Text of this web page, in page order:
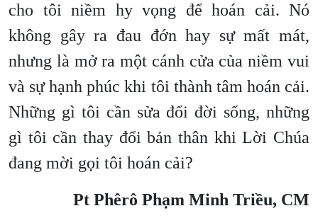
cho tôi niềm hy vọng để hoán cải. Nó
không gây ra đau đớn hay sự mất mát,
nhưng là mở ra một cánh cửa của niềm vui
và sự hạnh phúc khi tôi thành tâm hoán cải.
Những gì tôi cần sửa đổi đời sống, những
gì tôi cần thay đổi bản thân khi Lời Chúa
đang mời gọi tôi hoán cải?
Pt Phêrô Phạm Minh Triều, CM